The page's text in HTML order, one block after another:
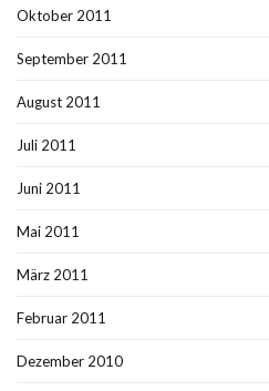
Oktober 2011
September 2011
August 2011
Juli 2011
Juni 2011
Mai 2011
März 2011
Februar 2011
Dezember 2010